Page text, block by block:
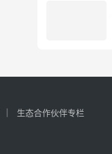
生态合作伙伴专栏